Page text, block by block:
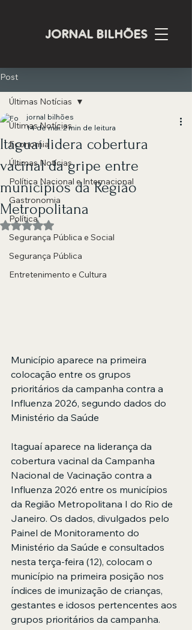
JORNAL BILHÕES
Post
Últimas Notícias
Economia
Últimas Notícias
Política Nacional e Internacional
Gastronomia
Política
Segurança Pública e Social
Segurança Pública
Entretenimento e Cultura
Últimas Notícias
Itaguaí lidera cobertura
vacinal da gripe entre
municípios da Região
Metropolitana
jornal bilhões
14 de mai.2 min de leitura
Avaliado com NaN de 5 estrelas.
Município aparece na primeira
colocação entre os grupos
prioritários da campanha contra a
Influenza 2026, segundo dados do
Ministério da Saúde
Itaguaí aparece na liderança da
cobertura vacinal da Campanha
Nacional de Vacinação contra a
Influenza 2026 entre os municípios
da Região Metropolitana I do Rio de
Janeiro. Os dados, divulgados pelo
Painel de Monitoramento do
Ministério da Saúde e consultados
nesta terça-feira (12), colocam o
município na primeira posição nos
índices de imunização de crianças,
gestantes e idosos pertencentes aos
grupos prioritários da campanha.